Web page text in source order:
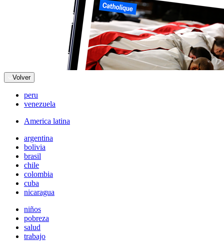
Volver
peru
venezuela
America latina
argentina
bolivia
brasil
chile
colombia
cuba
nicaragua
niños
pobreza
salud
trabajo